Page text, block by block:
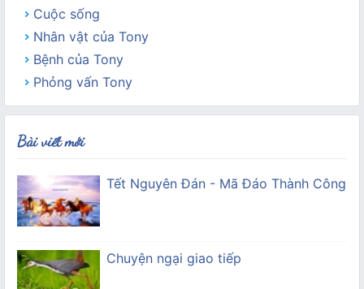
Cuộc sống
Nhân vật của Tony
Bệnh của Tony
Phỏng vấn Tony
Bài viết mới
Tết Nguyên Đán - Mã Đáo Thành Công
Chuyện ngại giao tiếp